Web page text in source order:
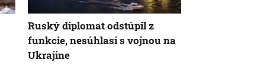
Ruský diplomat odstúpil z
funkcie, nesúhlasí s vojnou na
Ukrajine